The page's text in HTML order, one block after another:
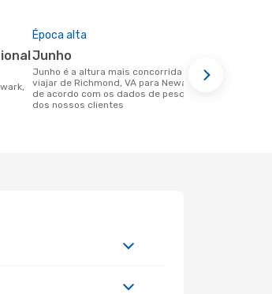
Época alta
junho
junho é a altura mais concorrida para
viajar de Richmond, VA para Newark, NJ
de acordo com os dados de pesquisa
dos nossos clientes